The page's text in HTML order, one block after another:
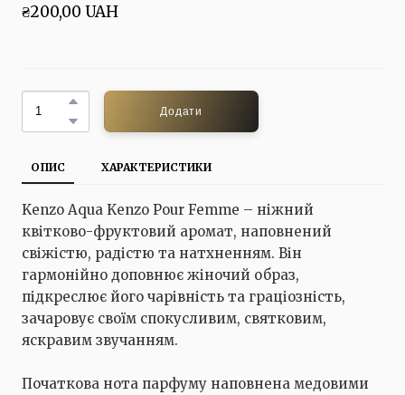
₴200,00 UAH
Додати
ОПИС ХАРАКТЕРИСТИКИ
Kenzo Aqua Kenzo Pour Femme – ніжний
квітково-фруктовий аромат, наповнений
свіжістю, радістю та натхненням. Він
гармонійно доповнює жіночий образ,
підкреслює його чарівність та граціозність,
зачаровує своїм спокусливим, святковим,
яскравим звучанням.
Початкова нота парфуму наповнена медовими